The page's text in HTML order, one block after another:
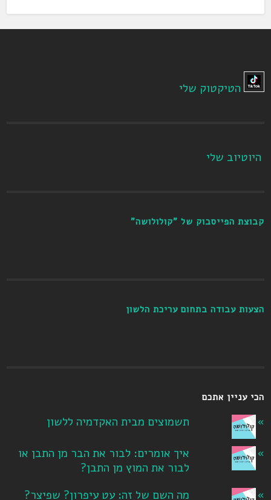
הטיקטוק שלי
היוטיוב שלי
קבוצת הפייסבוק של "קולולושה"
הצעות עבודה בתחום עריכת הלשון
הכי עניין אתכם
תשמוצים מבית האקדמיה ללשון
איך אומרים: לבור את הבר מן התבן או
לבור את המוץ מן התבן?
מה השם של זה: עט עיפרון? שפיצר?